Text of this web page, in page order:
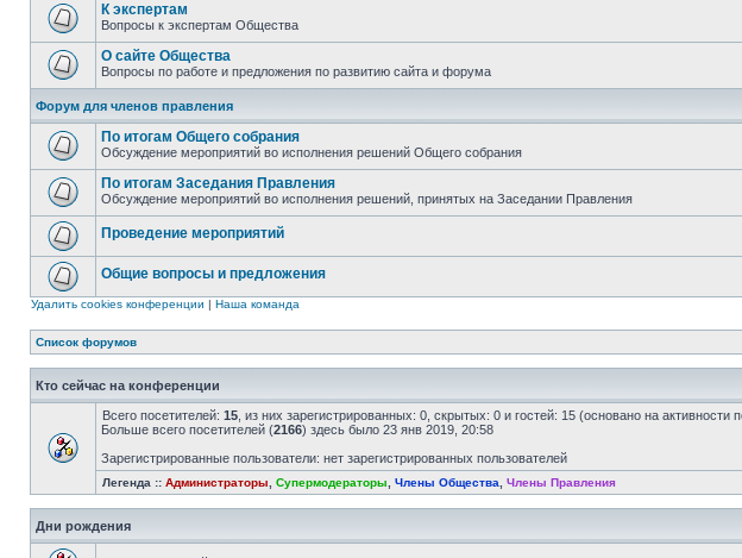
К экспертам
Вопросы к экспертам Общества
О сайте Общества
Вопросы по работе и предложения по развитию сайта и форума
Форум для членов правления
По итогам Общего собрания
Обсуждение мероприятий во исполнения решений Общего собрания
По итогам Заседания Правления
Обсуждение мероприятий во исполнения решений, принятых на Заседании Правления
Проведение мероприятий
Общие вопросы и предложения
Удалить cookies конференции | Наша команда
Список форумов
Кто сейчас на конференции
Всего посетителей: 15 , из них зарегистрированных: 0, скрытых: 0 и гостей: 15 (основано на активности
Больше всего посетителей (2166) здесь было 23 янв 2019, 20:58
Зарегистрированные пользователи: нет зарегистрированных пользователей
Легенда :: Администраторы Супермодераторы Члены Общества Члены Правления
Дни рождения